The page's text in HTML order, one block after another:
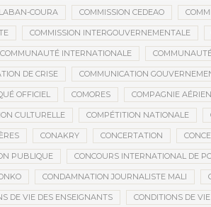
COURA COMMISSION CEDEAO
COMMISSION INTERGOUVERNEMENTALE
COMMUNAUTÉ INTERNATIONALE
DE CRISE COMMUNICATION
OFFICIEL COMORES COMPAGNIE
CULTURELLE COMPÉTITION NATIONALE
CONAKRY CONCERTATION
PUBLIQUE CONCOURS INTERNATIONAL DE
CONDAMNATION JOURNALISTE MALI
DE VIE DES ENSEIGNANTS CONDITIONS DE